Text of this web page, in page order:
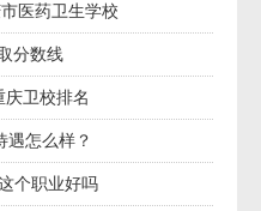
医药卫生学校
分数线
卫校排名
遇怎么样？
个职业好吗